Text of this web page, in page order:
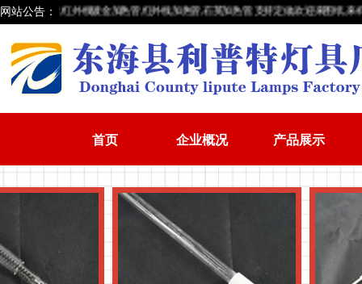
网站公告：
加热灯管,红外线镀金加热管,红外线加热管,石英加热管,支持定做,欢迎来图纸,来样
首页 企业概况 产品展示